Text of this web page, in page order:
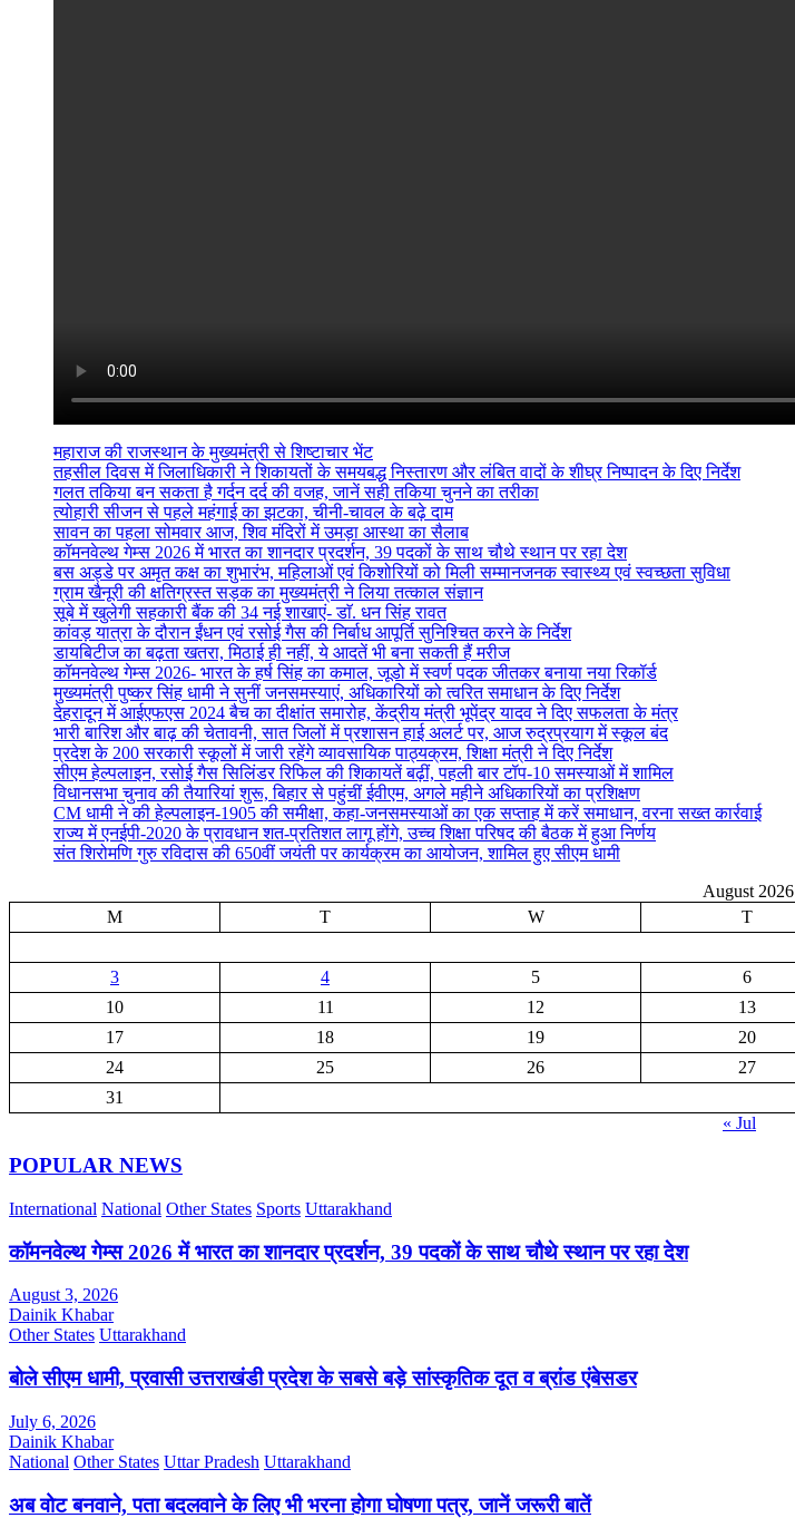
महाराज की राजस्थान के मुख्यमंत्री से शिष्टाचार भेंट
तहसील दिवस में जिलाधिकारी ने शिकायतों के समयबद्ध निस्तारण और लंबित वादों के शीघ्र निष्पादन के दिए निर्देश
गलत तकिया बन सकता है गर्दन दर्द की वजह, जानें सही तकिया चुनने का तरीका
त्योहारी सीजन से पहले महंगाई का झटका, चीनी-चावल के बढ़े दाम
सावन का पहला सोमवार आज, शिव मंदिरों में उमड़ा आस्था का सैलाब
कॉमनवेल्थ गेम्स 2026 में भारत का शानदार प्रदर्शन, 39 पदकों के साथ चौथे स्थान पर रहा देश
बस अड्डे पर अमृत कक्ष का शुभारंभ, महिलाओं एवं किशोरियों को मिली सम्मानजनक स्वास्थ्य एवं स्वच्छता सुविधा
ग्राम खैनूरी की क्षतिग्रस्त सड़क का मुख्यमंत्री ने लिया तत्काल संज्ञान
सूबे में खुलेगी सहकारी बैंक की 34 नई शाखाएं- डाॅ. धन सिंह रावत
कांवड़ यात्रा के दौरान ईंधन एवं रसोई गैस की निर्बाध आपूर्ति सुनिश्चित करने के निर्देश
डायबिटीज का बढ़ता खतरा, मिठाई ही नहीं, ये आदतें भी बना सकती हैं मरीज
कॉमनवेल्थ गेम्स 2026- भारत के हर्ष सिंह का कमाल, जूडो में स्वर्ण पदक जीतकर बनाया नया रिकॉर्ड
मुख्यमंत्री पुष्कर सिंह धामी ने सुनीं जनसमस्याएं, अधिकारियों को त्वरित समाधान के दिए निर्देश
देहरादून में आईएफएस 2024 बैच का दीक्षांत समारोह, केंद्रीय मंत्री भूपेंद्र यादव ने दिए सफलता के मंत्र
भारी बारिश और बाढ़ की चेतावनी, सात जिलों में प्रशासन हाई अलर्ट पर, आज रुद्रप्रयाग में स्कूल बंद
प्रदेश के 200 सरकारी स्कूलों में जारी रहेंगे व्यावसायिक पाठ्यक्रम, शिक्षा मंत्री ने दिए निर्देश
सीएम हेल्पलाइन, रसोई गैस सिलिंडर रिफिल की शिकायतें बढ़ीं, पहली बार टॉप-10 समस्याओं में शामिल
विधानसभा चुनाव की तैयारियां शुरू, बिहार से पहुंचीं ईवीएम, अगले महीने अधिकारियों का प्रशिक्षण
CM धामी ने की हेल्पलाइन-1905 की समीक्षा, कहा-जनसमस्याओं का एक सप्ताह में करें समाधान, वरना सख्त कार्रवाई
राज्य में एनईपी-2020 के प्रावधान शत-प्रतिशत लागू होंगे, उच्च शिक्षा परिषद की बैठक में हुआ निर्णय
संत शिरोमणि गुरु रविदास की 650वीं जयंती पर कार्यक्रम का आयोजन, शामिल हुए सीएम धामी
August 2026
M
T W T
3
4 5 6
10
11 12 13
17
18 19 20
24
25 26 27
31
« Jul
POPULAR NEWS
International National Other States Sports Uttarakhand
कॉमनवेल्थ गेम्स 2026 में भारत का शानदार प्रदर्शन, 39 पदकों के साथ चौथे स्थान पर रहा देश
August 3, 2026
Dainik Khabar
Other States Uttarakhand
बोले सीएम धामी, प्रवासी उत्तराखंडी प्रदेश के सबसे बड़े सांस्कृतिक दूत व ब्रांड एंबेसडर
July 6, 2026
Dainik Khabar
National Other States Uttar Pradesh Uttarakhand
अब वोट बनवाने, पता बदलवाने के लिए भी भरना होगा घोषणा पत्र, जानें जरूरी बातें